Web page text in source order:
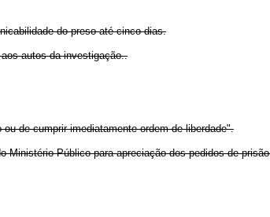
do preso até cinco dias.
autos da investigação..
de cumprir imediatamente ordem de liberdade".
Público para apreciação dos pedidos de